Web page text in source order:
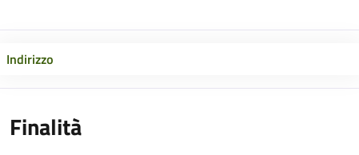
Indirizzo
Finalità